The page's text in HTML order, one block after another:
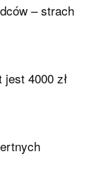
– strach
4000 zł